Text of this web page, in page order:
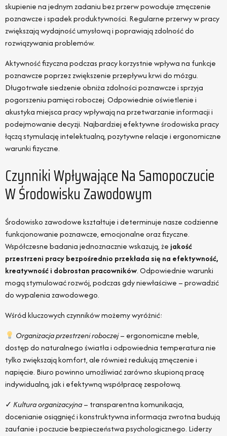
skupienie na jednym zadaniu bez przerw powoduje zmęczenie
poznawcze i spadek produktywności. Regularne przerwy w pracy
zwiększają wydajność umysłową i poprawiają zdolność do
rozwiązywania problemów.
Aktywność fizyczna podczas pracy korzystnie wpływa na funkcje
poznawcze poprzez zwiększenie przepływu krwi do mózgu.
Długotrwałe siedzenie obniża zdolności poznawcze i sprzyja
pogorszeniu pamięci roboczej. Odpowiednie oświetlenie i
akustyka miejsca pracy wpływają na przetwarzanie informacji i
podejmowanie decyzji. Najbardziej efektywne środowiska pracy
łączą stymulację intelektualną, pozytywne relacje i ergonomiczne
warunki fizyczne.
Czynniki Wpływające Na Samopoczucie
W Środowisku Zawodowym
Środowisko zawodowe kształtuje i determinuje nasze codzienne
funkcjonowanie poznawcze, emocjonalne oraz fizyczne.
Współczesne badania jednoznacznie wskazują, że jakość
przestrzeni pracy bezpośrednio przekłada się na efektywność,
kreatywność i dobrostan pracowników. Odpowiednie warunki
mogą stymulować rozwój, podczas gdy niewłaściwe – prowadzić
do wypalenia zawodowego.
Wśród kluczowych czynników możemy wyróżnić:
Organizacja przestrzeni roboczej– ergonomiczne meble,
dostęp do naturalnego światła i odpowiednia temperatura nie
tylko zwiększają komfort, ale również redukują zmęczenie i
napięcie. Biuro powinno umożliwiać zarówno skupioną pracę
indywidualną, jak i efektywną współpracę zespołową.
✓ Kultura organizacyjna– transparentna komunikacja,
docenianie osiągnięć i konstruktywna informacja zwrotna budują
zaufanie i poczucie bezpieczeństwa psychologicznego. Liderzy